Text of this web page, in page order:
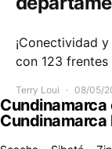
¡Conectividad
con 123
Terry Loui 08/05/
Cundinamarca
Cundinamarca